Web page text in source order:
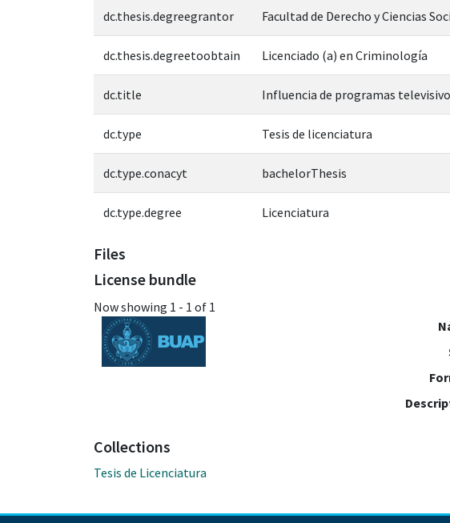
dc.thesis.degreegrantor Facultad de Derecho y Ciencias
dc.thesis.degreetoobtain Licenciado (a) en Criminología
dc.title Influencia de programas
dc.type Tesis de licenciatura
dc.type.conacyt bachelorThesis
dc.type.degree Licenciatura
Files
License bundle
Now showing 1 - 1 of 1
Collections
Tesis de Licenciatura